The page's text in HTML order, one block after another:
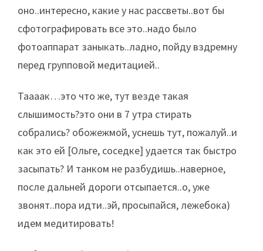
оно..интересно, какие у нас рассветы..вот бы
сфотографировать все это..надо было
фотоаппарат заныкать..ладно, пойду вздремну
перед групповой медитацией..
Таааак…это что же, тут везде такая
слышимость?это они в 7 утра стирать
собрались? обожежмой, уснешь тут, пожалуй..и
как это ей [Ольге, соседке] удается так быстро
засыпать? И танком не разбудишь..наверное,
после дальней дороги отсыпается..о, уже
звонят..пора идти..эй, просыпайся, лежебока)
идем медитировать!